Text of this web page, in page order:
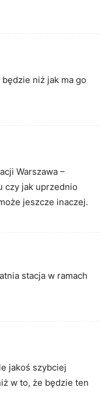
niż jak ma go
Warszawa –
czy jak uprzednio
jeszcze inaczej.
stacja w ramach
jakoś szybciej
w to, że będzie ten